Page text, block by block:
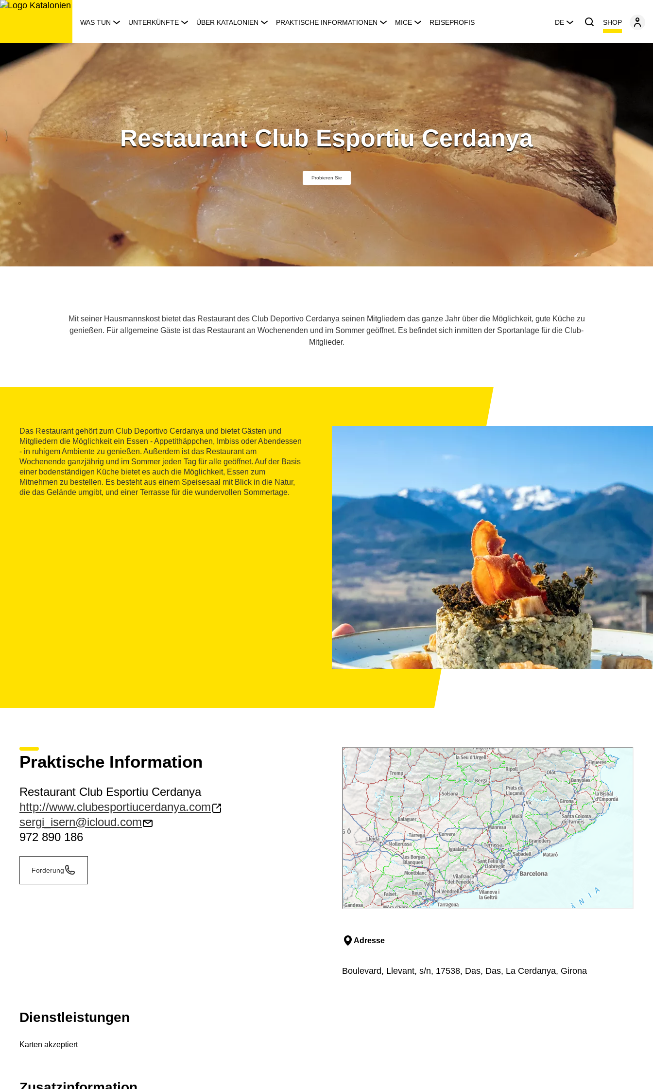
Zum
WAS TUN UNTERKÜNFTE ÜBER KATALONIEN PRAKTISCHE INFORMATIONEN MICE REISEPROFIS DE SHOP
Restaurant Club Esportiu Cerdanya
Probieren Sie
Mit seiner Hausmannskost bietet das Restaurant des Club Deportivo Cerdanya seinen Mitgliedern das ganze Jahr über die Möglichkeit, gute Küche zu
genießen. Für allgemeine Gäste ist das Restaurant an Wochenenden und im Sommer geöffnet. Es befindet sich inmitten der Sportanlage für die Club-
Mitglieder.
Das Restaurant gehört zum Club Deportivo Cerdanya und bietet Gästen und
Mitgliedern die Möglichkeit ein Essen - Appetithäppchen, Imbiss oder Abendessen
- in ruhigem Ambiente zu genießen. Außerdem ist das Restaurant am
Wochenende ganzjährig und im Sommer jeden Tag für alle geöffnet. Auf der Basis
einer bodenständigen Küche bietet es auch die Möglichkeit, Essen zum
Mitnehmen zu bestellen. Es besteht aus einem Speisesaal mit Blick in die Natur,
die das Gelände umgibt, und einer Terrasse für die wundervollen Sommertage.
Praktische Information
Restaurant Club Esportiu Cerdanya
http://www.clubesportiucerdanya.com
sergi_isern@icloud.com
972 890 186
Forderung
Adresse
Boulevard, Llevant, s/n, 17538, Das, Das, La Cerdanya, Girona
Dienstleistungen
Karten akzeptiert